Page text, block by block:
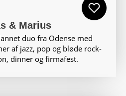
& Marius
duo fra Odense med
af jazz, pop og bløde rock-
dinner og firmafest.